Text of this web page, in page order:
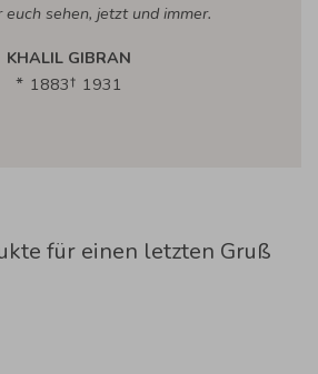
euch sehen, jetzt und immer.
KHALIL GIBRAN
1883
1931
für einen letzten Gruß